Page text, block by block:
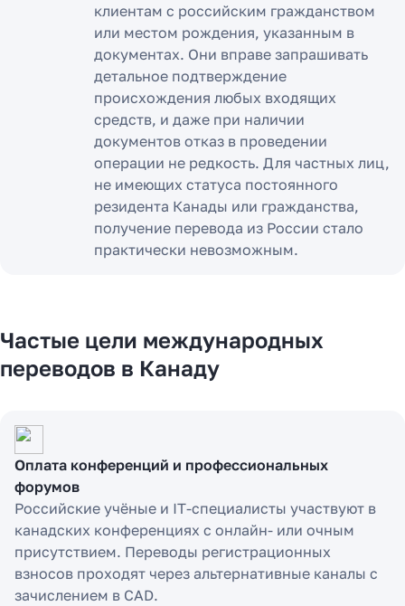
клиентам с российским гражданством
или местом рождения, указанным в
документах. Они вправе запрашивать
детальное подтверждение
происхождения любых входящих
средств, и даже при наличии
документов отказ в проведении
операции не редкость. Для частных лиц,
не имеющих статуса постоянного
резидента Канады или гражданства,
получение перевода из России стало
практически невозможным.
Частые цели международных
переводов в Канаду
Оплата конференций и профессиональных
форумов
Российские учёные и IT-специалисты участвуют в
канадских конференциях с онлайн- или очным
присутствием. Переводы регистрационных
взносов проходят через альтернативные каналы с
зачислением в CAD.